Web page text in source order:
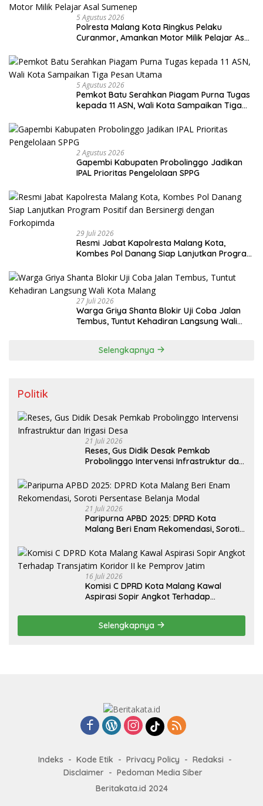
5 Agustus 2026
Polresta Malang Kota Ringkus Pelaku
Curanmor, Amankan Motor Milik Pelajar Asal
5 Agustus 2026
Pemkot Batu Serahkan Piagam Purna Tugas
kepada 11 ASN, Wali Kota Sampaikan Tiga
2 Agustus 2026
Gapembi Kabupaten Probolinggo Jadikan
IPAL Prioritas Pengelolaan SPPG
29 Juli 2026
Resmi Jabat Kapolresta Malang Kota,
Kombes Pol Danang Siap Lanjutkan Program
27 Juli 2026
Warga Griya Shanta Blokir Uji Coba Jalan
Tembus, Tuntut Kehadiran Langsung Wali
Selengkapnya
Politik
21 Juli 2026
Reses, Gus Didik Desak Pemkab
Probolinggo Intervensi Infrastruktur dan
21 Juli 2026
Paripurna APBD 2025: DPRD Kota
Malang Beri Enam Rekomendasi, Soroti
16 Juli 2026
Komisi C DPRD Kota Malang Kawal
Aspirasi Sopir Angkot Terhadap
Selengkapnya
Indeks Kode Etik Privacy Policy
Redaksi
Disclaimer
Pedoman Media Siber
Beritakata.id 2024